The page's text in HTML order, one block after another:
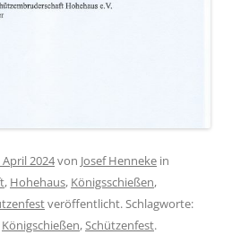
April 2024von Josef Henneke in
, Hohehaus, Königsschießen,
veröffentlicht. Schlagworte:
Königschießen,Schützenfest.